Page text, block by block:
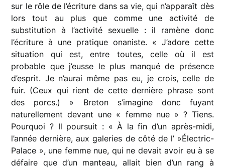
sur le rôle de l’écriture dans sa vie, qui n’apparaît dès
lors tout au plus que comme une activité de
substitution à l’activité sexuelle : il ramène donc
l’écriture à une pratique onaniste. « J’adore cette
situation qui est, entre toutes, celle où il est
probable que j’eusse le plus manqué de présence
d’esprit. Je n’aurai même pas eu, je crois, celle de
fuir. (Ceux qui rient de cette dernière phrase sont
des porcs.) » Breton s’imagine donc fuyant
naturellement devant une « femme nue » ? Tiens.
Pourquoi ? Il poursuit : « À la fin d’un après-midi,
l’année dernière, aux galeries de côté de l’ »Électric-
Palace », une femme nue, qui ne devait avoir eu à se
défaire que d’un manteau, allait bien d’un rang à